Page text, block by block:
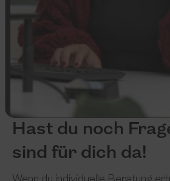
Hast du noch
sind für dich da!